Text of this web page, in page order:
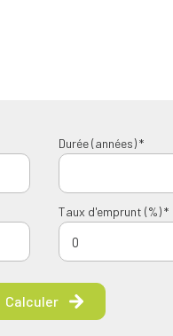
Durée (années) *
Taux d'emprunt (%) *
Calculer